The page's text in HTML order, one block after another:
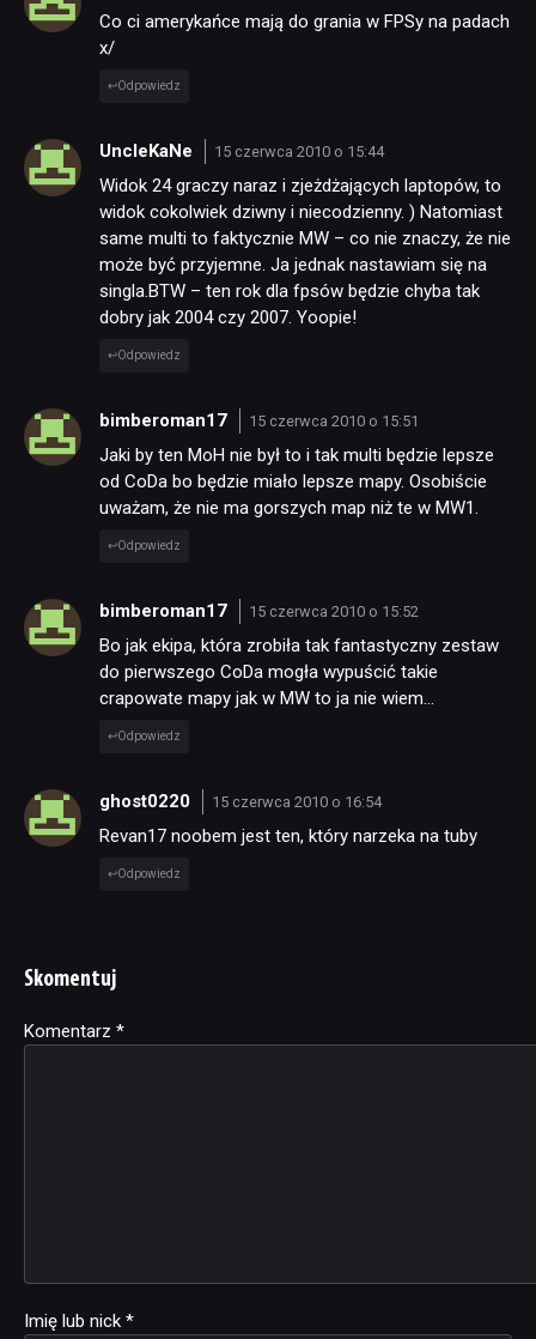
Co ci amerykańce mają do grania w FPSy na padach
x/
Odpowiedz
UncleKaNe 15 czerwca 2010 o 15:44
Widok 24 graczy naraz i zjeżdżających laptopów, to
widok cokolwiek dziwny i niecodzienny. ) Natomiast
same multi to faktycznie MW – co nie znaczy, że nie
może być przyjemne. Ja jednak nastawiam się na
singla.BTW – ten rok dla fpsów będzie chyba tak
dobry jak 2004 czy 2007. Yoopie!
Odpowiedz
bimberoman17 15 czerwca 2010 o 15:51
Jaki by ten MoH nie był to i tak multi będzie lepsze
od CoDa bo będzie miało lepsze mapy. Osobiście
uważam, że nie ma gorszych map niż te w MW1.
Odpowiedz
bimberoman17 15 czerwca 2010 o 15:52
Bo jak ekipa, która zrobiła tak fantastyczny zestaw
do pierwszego CoDa mogła wypuścić takie
crapowate mapy jak w MW to ja nie wiem…
Odpowiedz
ghost0220 15 czerwca 2010 o 16:54
Revan17 noobem jest ten, który narzeka na tuby
Odpowiedz
Skomentuj
Komentarz *
Imię lub nick *
Alternative: